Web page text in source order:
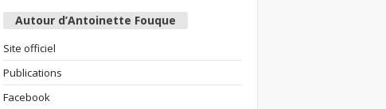
Autour d’Antoinette Fouque
Site officiel
Publications
Facebook